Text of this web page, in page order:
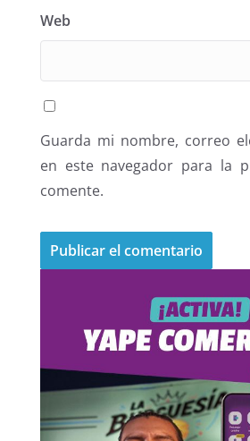
Web
Guarda mi nombre, correo
en este navegador para la
comente.